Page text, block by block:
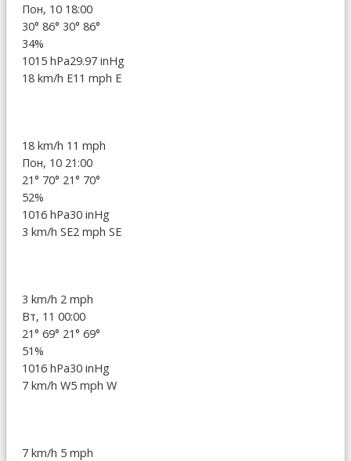
Пон, 10 18:00
30° 86° 30° 86°
34%
1015 hPa29.97 inHg
18 km/h E11 mph E
18 km/h 11 mph
Пон, 10 21:00
21° 70° 21° 70°
52%
1016 hPa30 inHg
3 km/h SE2 mph SE
3 km/h 2 mph
Вт, 11 00:00
21° 69° 21° 69°
51%
1016 hPa30 inHg
7 km/h W5 mph W
7 km/h 5 mph